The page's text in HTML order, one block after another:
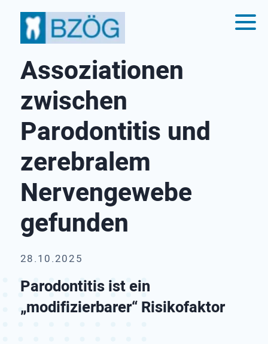
Assoziationen
zwischen
Parodontitis und
zerebralem
Nervengewebe
gefunden
28.10.2025
Parodontitis ist ein
„modifizierbarer“ Risikofaktor